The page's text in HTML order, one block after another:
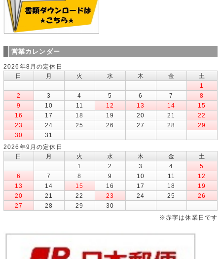
営業カレンダー
2026年8月の定休日
日
月 火 水 木 金
土
1
2
3 4 5 6 7
8
9
10 11 12 13 14
15
16
17 18 19 20 21
22
23
24 25 26 27 28
29
30
31
2026年9月の定休日
日
月 火 水 木 金
土
1
2 3 4
5
6
7 8 9 10 11
12
13
14 15 16 17 18
19
20
21 22 23 24 25
26
27
28 29
30
※赤字は休業日です